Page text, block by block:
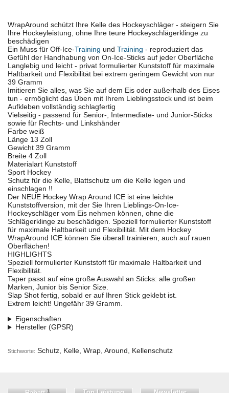
WrapAround schützt Ihre Kelle des Hockeyschläger - steigern Sie
Ihre Hockeyleistung, ohne Ihre teure Hockeyschlägerklinge zu
beschädigen
Ein Muss für Off-Ice-Training und Training - reproduziert das
Gefühl der Handhabung von On-Ice-Sticks auf jeder Oberfläche
Langlebig und leicht - privat formulierter Kunststoff für maximale
Haltbarkeit und Flexibilität bei extrem geringem Gewicht von nur
39 Gramm
Imitieren Sie alles, was Sie auf dem Eis oder außerhalb des Eises
tun - ermöglicht das Üben mit Ihrem Lieblingsstock und ist beim
Aufkleben vollständig schlagfertig
Vielseitig - passend für Senior-, Intermediate- und Junior-Sticks
sowie für Rechts- und Linkshänder
Farbe weiß
Länge 13 Zoll
Gewicht 39 Gramm
Breite 4 Zoll
Materialart Kunststoff
Sport Hockey
Schutz für die Kelle, Blattschutz um die Kelle legen und
einschlagen !!
Der NEUE Hockey Wrap Around ICE ist eine leichte
Kunststoffversion, mit der Sie Ihren Lieblings-On-Ice-
Hockeyschläger vom Eis nehmen können, ohne die
Schlägerklinge zu beschädigen. Speziell formulierter Kunststoff
für maximale Haltbarkeit und Flexibilität. Mit dem Hockey
WrapAround ICE können Sie überall trainieren, auch auf rauen
Oberflächen!
HIGHLIGHTS
Speziell formulierter Kunststoff für maximale Haltbarkeit und
Flexibilität.
Taper passt auf eine große Auswahl an Sticks: alle großen
Marken, Junior bis Senior Size.
Slap Shot fertig, sobald er auf Ihren Stick geklebt ist.
Extrem leicht! Ungefähr 39 Gramm.
Eigenschaften
Hersteller (GPSR)
Stichworte: Schutz, Kelle, Wrap, Around, Kellenschutz
1